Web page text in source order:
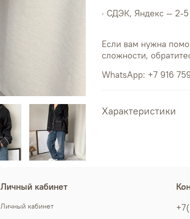
· СДЭК, Яндекс — 2-
Если вам нужна
сложности,
WhatsApp: +7 916
Характеристики
Личный кабинет
Личный кабинет